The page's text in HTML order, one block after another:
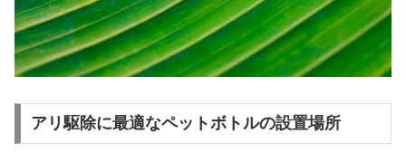
アリ駆除に最適なペットボトルの設置場所